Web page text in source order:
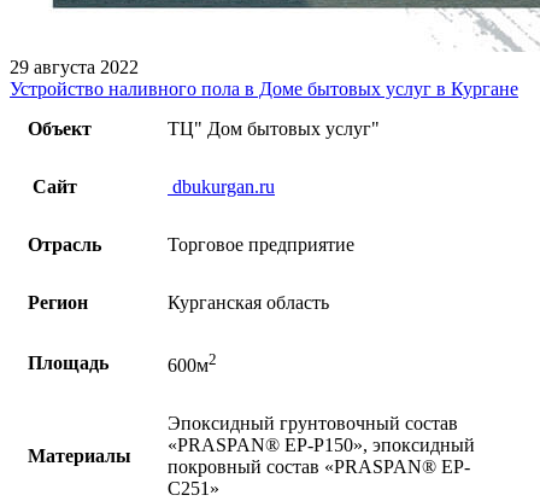
29 августа 2022
Устройство наливного пола в Доме бытовых услуг в Кургане
Объект
ТЦ" Дом бытовых услуг"
Сайт dbukurgan.ru
Отрасль Торговое предприятие
Регион Курганская область
Площадь 600м2
Материалы
Эпоксидный грунтовочный состав
«PRASPAN® EP-P150», эпоксидный
покровный состав «PRASPAN® EP-
C251»